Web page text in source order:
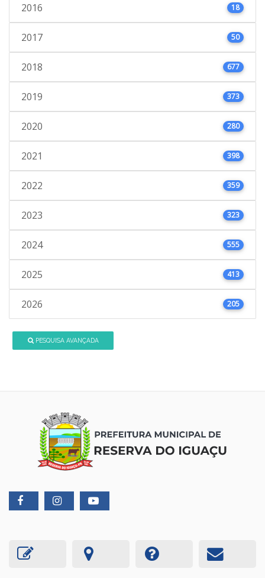
2016 18
2017 50
2018 677
2019 373
2020 280
2021 398
2022 359
2023 323
2024 555
2025 413
2026 205
PESQUISA AVANÇADA